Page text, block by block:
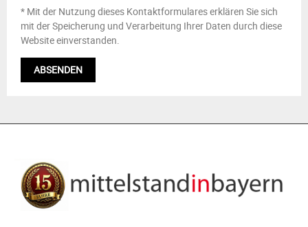
* Mit der Nutzung dieses Kontaktformulares erklären Sie sich
mit der Speicherung und Verarbeitung Ihrer Daten durch diese
Website einverstanden.